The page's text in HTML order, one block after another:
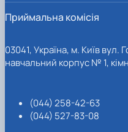
Приймальна комісія
03041, Україна, м. Київ вул.
навчальний корпус № 1,
(044) 258-42-63
(044) 527-83-08